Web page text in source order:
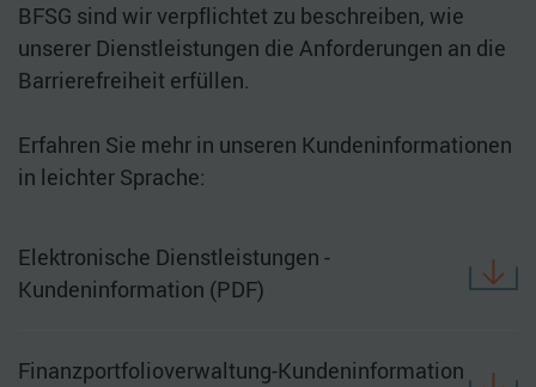
BFSG sind wir verpflichtet zu beschreiben, wie
unserer Dienstleistungen die Anforderungen an die
Barrierefreiheit erfüllen.
Erfahren Sie mehr in unseren Kundeninformationen
in leichter Sprache:
Elektronische Dienstleistungen -
Kundeninformation (PDF)
Finanzportfolioverwaltung-Kundeninformation